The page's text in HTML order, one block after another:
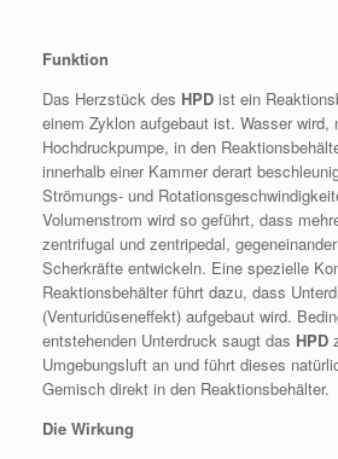
Funktion
Das Herzstück des HPD ist ein
einem Zyklon aufgebaut ist. Wasser wird,
Hochdruckpumpe, in den
innerhalb einer Kammer derart
Strömungs- und
Volumenstrom wird so geführt, dass
zentrifugal und zentripedal,
Scherkräfte entwickeln. Eine spezielle
Reaktionsbehälter führt dazu, dass
(Venturidüseneffekt) aufgebaut wird.
entstehenden Unterdruck saugt das HPD
Umgebungsluft an und führt dieses
Gemisch direkt in den Reaktionsbehälter.
Die Wirkung